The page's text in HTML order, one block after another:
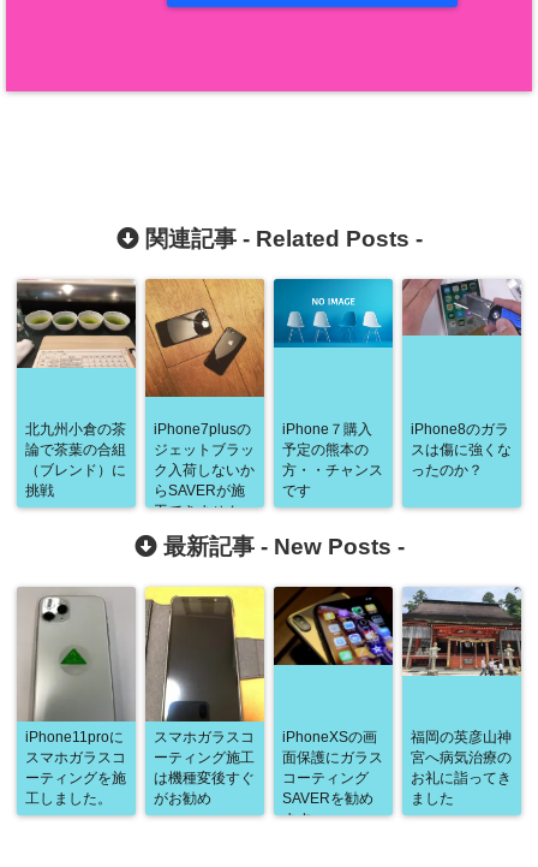
関連記事 - Related Posts -
北九州小倉の茶
論で茶葉の合組
（ブレンド）に
挑戦
iPhone7plusの
ジェットブラッ
ク入荷しないか
らSAVERが施
工できません
iPhone７購入
予定の熊本の
方・・チャンス
です
iPhone8のガラ
スは傷に強くな
ったのか？
最新記事 - New Posts -
iPhone11proに
スマホガラスコ
ーティングを施
工しました。
スマホガラスコ
ーティング施工
は機種変後すぐ
がお勧め
iPhoneXSの画
面保護にガラス
コーティング
SAVERを勧め
ます
福岡の英彦山神
宮へ病気治療の
お礼に詣ってき
ました